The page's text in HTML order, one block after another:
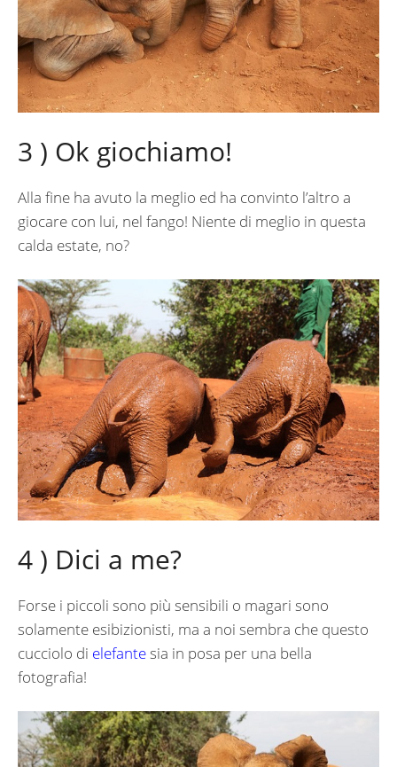
3 ) Ok giochiamo!
Alla fine ha avuto la meglio ed ha convinto l’altro a
giocare con lui, nel fango! Niente di meglio in questa
calda estate, no?
4 ) Dici a me?
Forse i piccoli sono più sensibili o magari sono
solamente esibizionisti, ma a noi sembra che questo
cucciolo di elefantesia in posa per una bella
fotografia!